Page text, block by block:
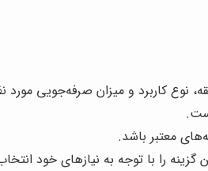
نوع کاربرد و میزان صرفه‌جویی
معتبر باشد.
را با توجه به نیازهای خود